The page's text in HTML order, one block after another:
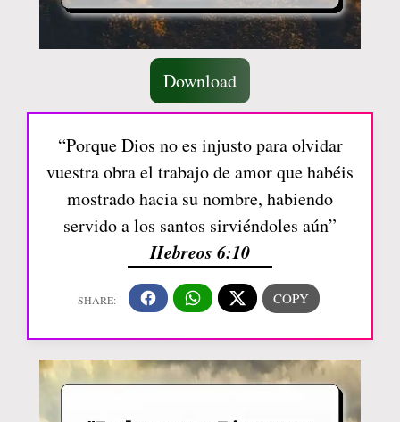
Download
“Porque Dios no es injusto para olvidar
vuestra obra el trabajo de amor que habéis
mostrado hacia su nombre, habiendo
servido a los santos sirviéndoles aún”
Hebreos 6:10